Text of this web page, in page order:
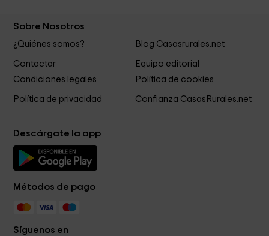
Sobre Nosotros
¿Quiénes somos? Blog Casasrurales.net
Contactar
Equipo editorial
Condiciones legales
Política de cookies
Política de privacidad Confianza CasasRurales.net
Descárgate la app
Métodos de pago
Síguenos en